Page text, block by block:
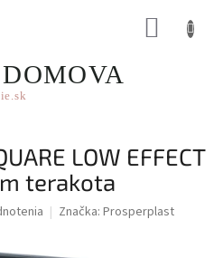
LOW EFFECT
terakota
Značka: Prosperplast